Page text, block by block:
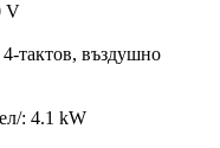
V
тактов, въздушно
: 4.1 kW